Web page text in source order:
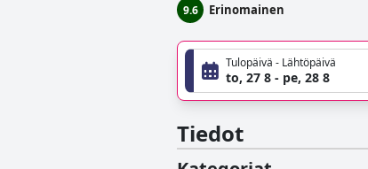
9.6 Erinomainen
Tulopäivä - Lähtöpäivä
to, 27 8 - pe, 28 8
Tiedot